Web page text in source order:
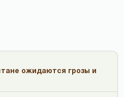
ожидаются грозы и